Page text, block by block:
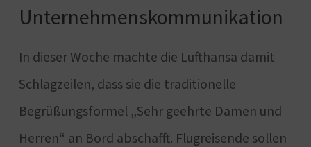
Unternehmenskommunikation
In dieser Woche machte die Lufthansa damit
Schlagzeilen, dass sie die traditionelle
Begrüßungsformel „Sehr geehrte Damen und
Herren“ an Bord abschafft. Flugreisende sollen